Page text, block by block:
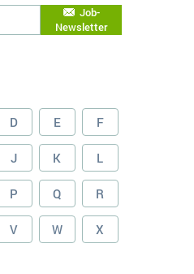
Job-
Newsletter
D E F
J K L
P Q R
V W X